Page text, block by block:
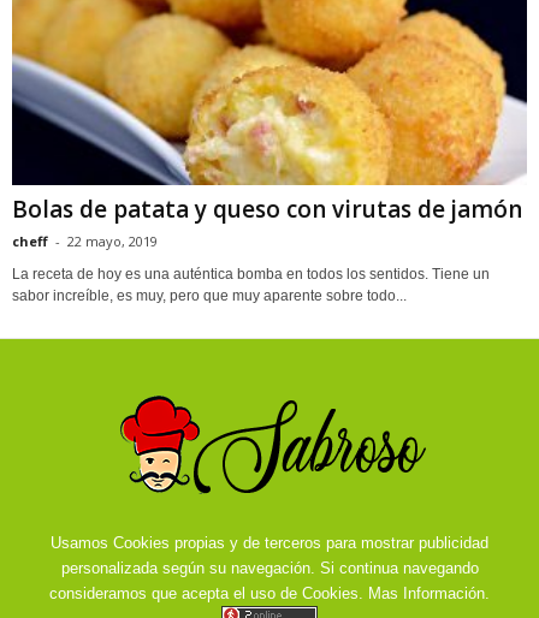
Bolas de patata y queso con virutas de jamón
cheff - 22 mayo, 2019
La receta de hoy es una auténtica bomba en todos los sentidos. Tiene un
sabor increíble, es muy, pero que muy aparente sobre todo...
Usamos Cookies propias y de terceros para mostrar publicidad
personalizada según su navegación. Si continua navegando
consideramos que acepta el uso de Cookies. Mas Información.